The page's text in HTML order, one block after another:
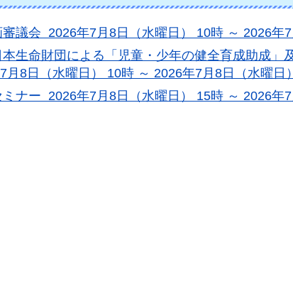
審議会 2026年7月8日（水曜日） 10時 ～ 2026年
本生命財団による「児童・少年の健全育成助成
月8日（水曜日） 10時 ～ 2026年7月8日（水曜日
ナー 2026年7月8日（水曜日） 15時 ～ 2026年